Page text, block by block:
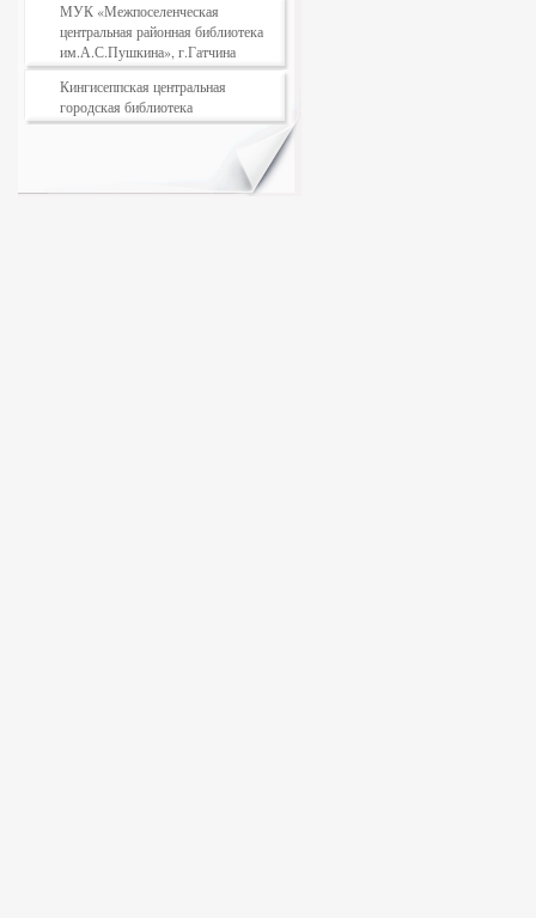
МУК «Межпоселенческая
центральная районная библиотека
им.А.С.Пушкина», г.Гатчина
Кингисеппская центральная
городская библиотека